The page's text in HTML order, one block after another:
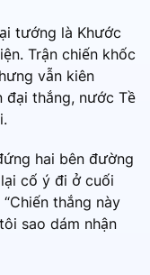
tướng là Khước
Trận chiến khốc
vẫn kiên
đại thắng, nước Tề
hai bên đường
cố ý đi ở cuối
thắng này
sao dám nhận